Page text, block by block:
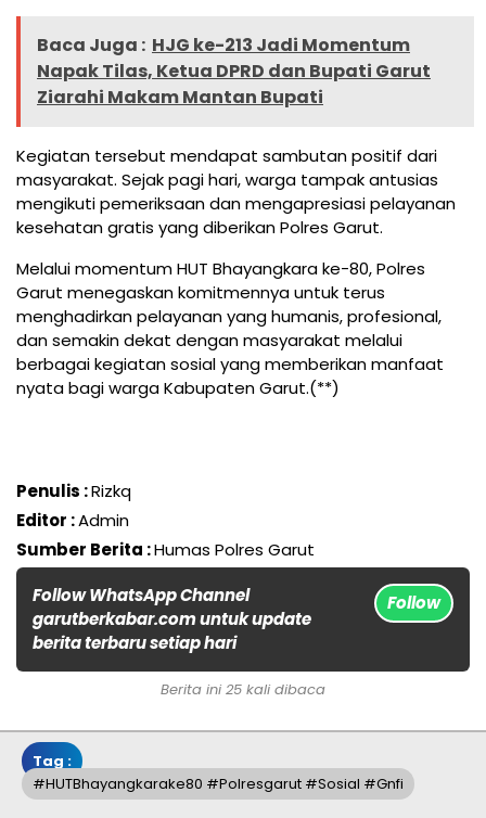
Baca Juga : HJG ke-213 Jadi Momentum
Napak Tilas, Ketua DPRD dan Bupati Garut
Ziarahi Makam Mantan Bupati
Kegiatan tersebut mendapat sambutan positif dari
masyarakat. Sejak pagi hari, warga tampak antusias
mengikuti pemeriksaan dan mengapresiasi pelayanan
kesehatan gratis yang diberikan Polres Garut.
Melalui momentum HUT Bhayangkara ke-80, Polres
Garut menegaskan komitmennya untuk terus
menghadirkan pelayanan yang humanis, profesional,
dan semakin dekat dengan masyarakat melalui
berbagai kegiatan sosial yang memberikan manfaat
nyata bagi warga Kabupaten Garut.(**)
Penulis :Rizkq
Editor :Admin
Sumber Berita :Humas Polres Garut
Follow WhatsApp Channel
garutberkabar.com untuk update
berita terbaru setiap hari
Follow
Berita ini 25 kali dibaca
Tag :
#HUTBhayangkarake80 #polresgarut #sosial #gnfi